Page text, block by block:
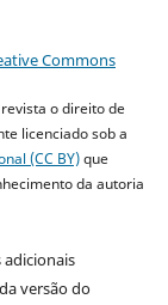
Commons
o direito de
licenciado sob a
(CC BY)que
da autoria
versão do